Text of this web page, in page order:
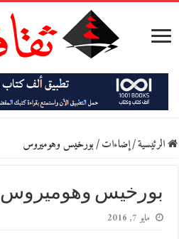
الرئيسية/إضاءات/بورخيس وهوميروس
بورخيس وهوميروس
مايو 7, 2016